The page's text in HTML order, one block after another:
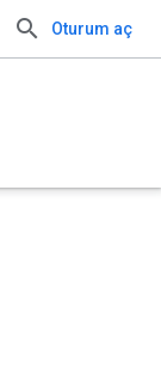
Oturum aç